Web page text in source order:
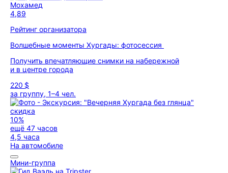
Мохамед
4,89
Рейтинг организатора
Волшебные моменты Хургады: фотосессия
Получить впечатляющие снимки на набережной
и в центре города
220 $
за группу, 1–4 чел.
скидка
10%
ещё 47 часов
4,5 часа
На автомобиле
Мини-группа